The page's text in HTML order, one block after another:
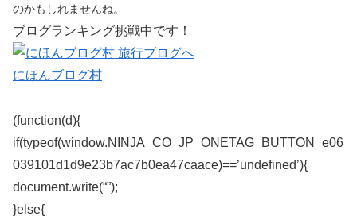
のかもしれませんね。
ブログランキング挑戦中です！
にほんブログ村
(function(d){
if(typeof(window.NINJA_CO_JP_ONETAG_BUTTON_e06
039101d1d9e23b7ac7b0ea47caace)==’undefined’){
document.write(“”);
}else{